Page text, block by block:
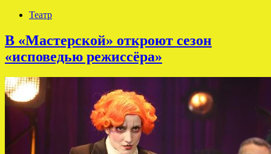
Театр
В «Мастерской» откроют сезон
«исповедью режиссёра»